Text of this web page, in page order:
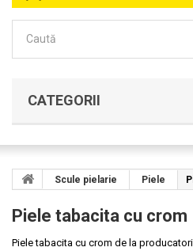
CATEGORII
Scule pielarie Piele
Piele tabacita cu crom
Piele tabacita cu crom de la